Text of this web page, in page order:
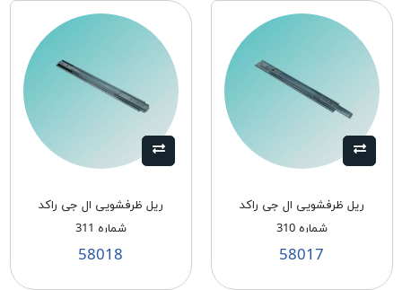
ريل ظرفشويی ال جی راكد
شماره 310
58017
ريل ظرفشويی ال جی راكد
شماره 311
58018